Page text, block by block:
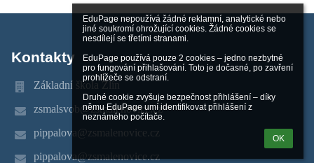
EduPage nepoužívá žádné reklamní, analytické nebo
jiné soukromí ohrožující cookies. Žádné cookies se
nesdílejí se třetími stranami.
EduPage používá pouze 2 cookies – jedno nezbytné
pro fungování přihlašování. Toto je dočasné, po zavření
prohlížeče se odstraní.
Druhé cookie zvyšuje bezpečnost přihlášení – díky
němu EduPage umí identifikovat přihlášení z
neznámého počítače.
OK
Kontakty
Základní škola Zlín
zsmalsvob@zsmalenovice.cz
pippalova@zsmalenovice.cz
pippalova@zsmalenovice.cz